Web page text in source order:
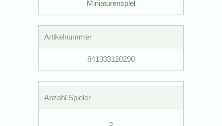
Miniaturenspiel
Artikelnummer
841333120290
Anzahl Spieler